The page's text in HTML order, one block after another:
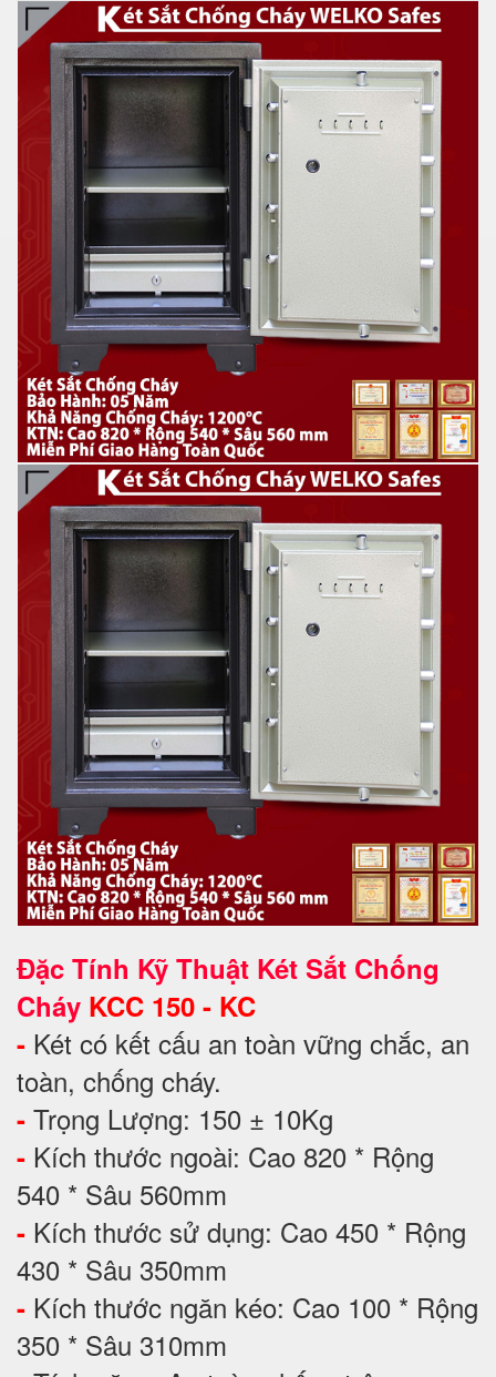
Đặc Tính Kỹ Thuật Két Sắt Chống
Cháy KCC 150 - KC
- Két có kết cấu an toàn vững chắc, an
toàn, chống cháy.
- Trọng Lượng: 150 ± 10Kg
- Kích thước ngoài: Cao 820 * Rộng
540 * Sâu 560mm
- Kích thước sử dụng: Cao 450 * Rộng
430 * Sâu 350mm
- Kích thước ngăn kéo: Cao 100 * Rộng
350 * Sâu 310mm